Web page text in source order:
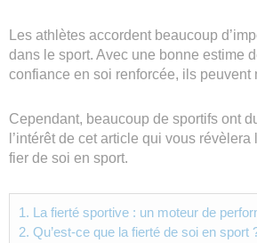
Les athlètes accordent beaucoup
dans le sport. Avec une bonne estime
confiance en soi renforcée, ils peuvent
Cependant, beaucoup de sportifs ont
l’intérêt de cet article qui vous
fier de soi en sport.
1. La fierté sportive : un moteur de
2. Qu’est-ce que la fierté de soi en sport